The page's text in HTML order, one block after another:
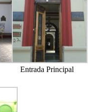
Entrada Principal